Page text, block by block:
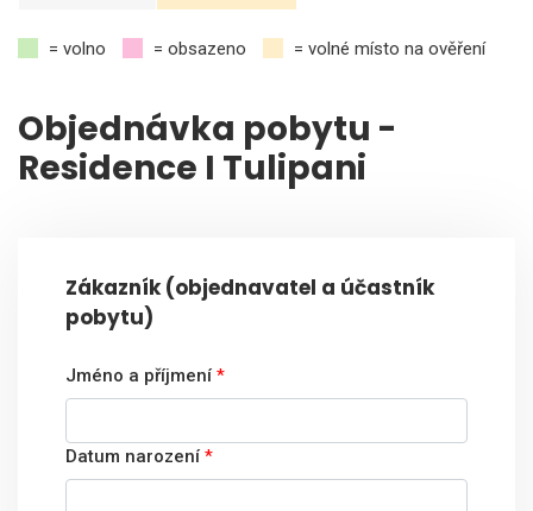
= volno = obsazeno = volné místo na ověření
Objednávka pobytu -
Residence I Tulipani
Zákazník (objednavatel a účastník
pobytu)
Jméno a příjmení *
Datum narození *